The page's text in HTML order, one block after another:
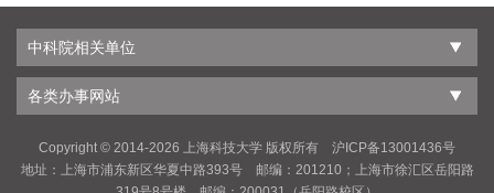
中科院相关单位
各类办事网站
Copyright © 2014-2026 上海科技大学 版权所有 沪ICP备13001436号
地址：上海市浦东新区华夏中路393号 邮编：201210；上海市徐汇区岳阳路